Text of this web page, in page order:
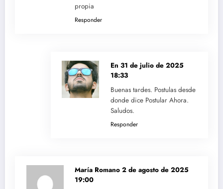
propia
Responder
En 31 de julio de 2025
18:33
Buenas tardes. Postulas desde
donde dice Postular Ahora.
Saludos.
Responder
María Romano 2 de agosto de 2025
19:00